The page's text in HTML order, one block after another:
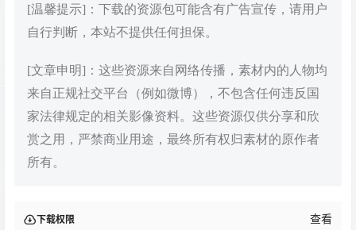
[温馨提示]：下载的资源包可能含有广告宣传，请用户
自行判断，本站不提供任何担保。
[文章申明]：这些资源来自网络传播，素材内的人物均
来自正规社交平台（例如微博），不包含任何违反国
家法律规定的相关影像资料。这些资源仅供分享和欣
赏之用，严禁商业用途，最终所有权归素材的原作者
所有。
下载权限 查看